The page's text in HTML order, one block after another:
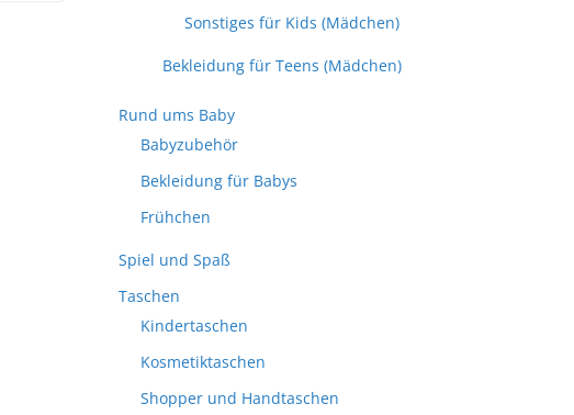
Sonstiges für Kids (Mädchen)
Bekleidung für Teens (Mädchen)
Rund ums Baby
Babyzubehör
Bekleidung für Babys
Frühchen
Spiel und Spaß
Taschen
Kindertaschen
Kosmetiktaschen
Shopper und Handtaschen